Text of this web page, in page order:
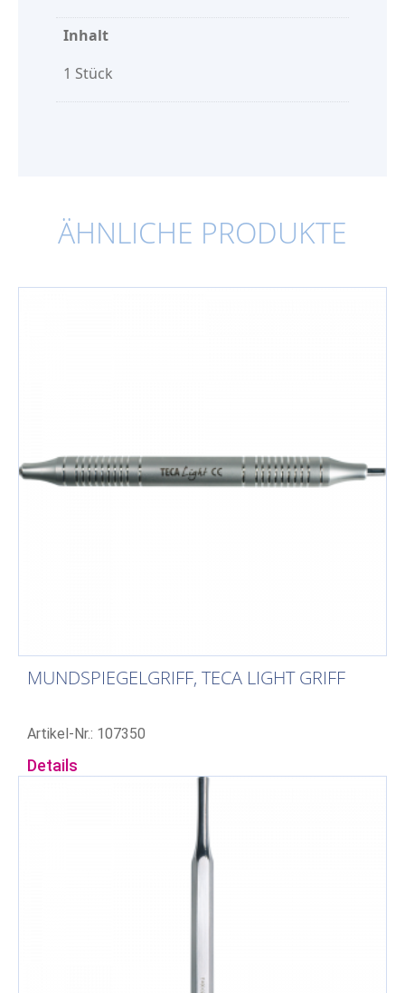
Inhalt
1 Stück
ÄHNLICHE PRODUKTE
MUNDSPIEGELGRIFF, TECA LIGHT GRIFF
Artikel-Nr.: 107350
Details